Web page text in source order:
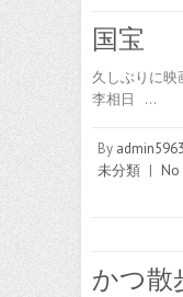
国宝
久しぶりに
李相日 …
By admin5963
未分類 | No
かつ散